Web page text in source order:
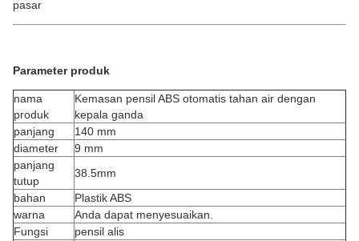
pasar
Parameter produk
nama
produk
Kemasan pensil ABS otomatis tahan air dengan
kepala ganda
panjang
140 mm
diameter
9 mm
panjang
tutup
38.5mm
bahan
Plastik ABS
warna
Anda dapat menyesuaikan.
Fungsi
pensil alis